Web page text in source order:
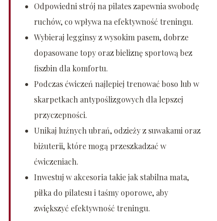
Odpowiedni strój na pilates zapewnia swobodę
ruchów, co wpływa na efektywność treningu.
Wybieraj legginsy z wysokim pasem, dobrze
dopasowane topy oraz bieliznę sportową bez
fiszbin dla komfortu.
Podczas ćwiczeń najlepiej trenować boso lub w
skarpetkach antypoślizgowych dla lepszej
przyczepności.
Unikaj luźnych ubrań, odzieży z suwakami oraz
biżuterii, które mogą przeszkadzać w
ćwiczeniach.
Inwestuj w akcesoria takie jak stabilna mata,
piłka do pilatesu i taśmy oporowe, aby
zwiększyć efektywność treningu.